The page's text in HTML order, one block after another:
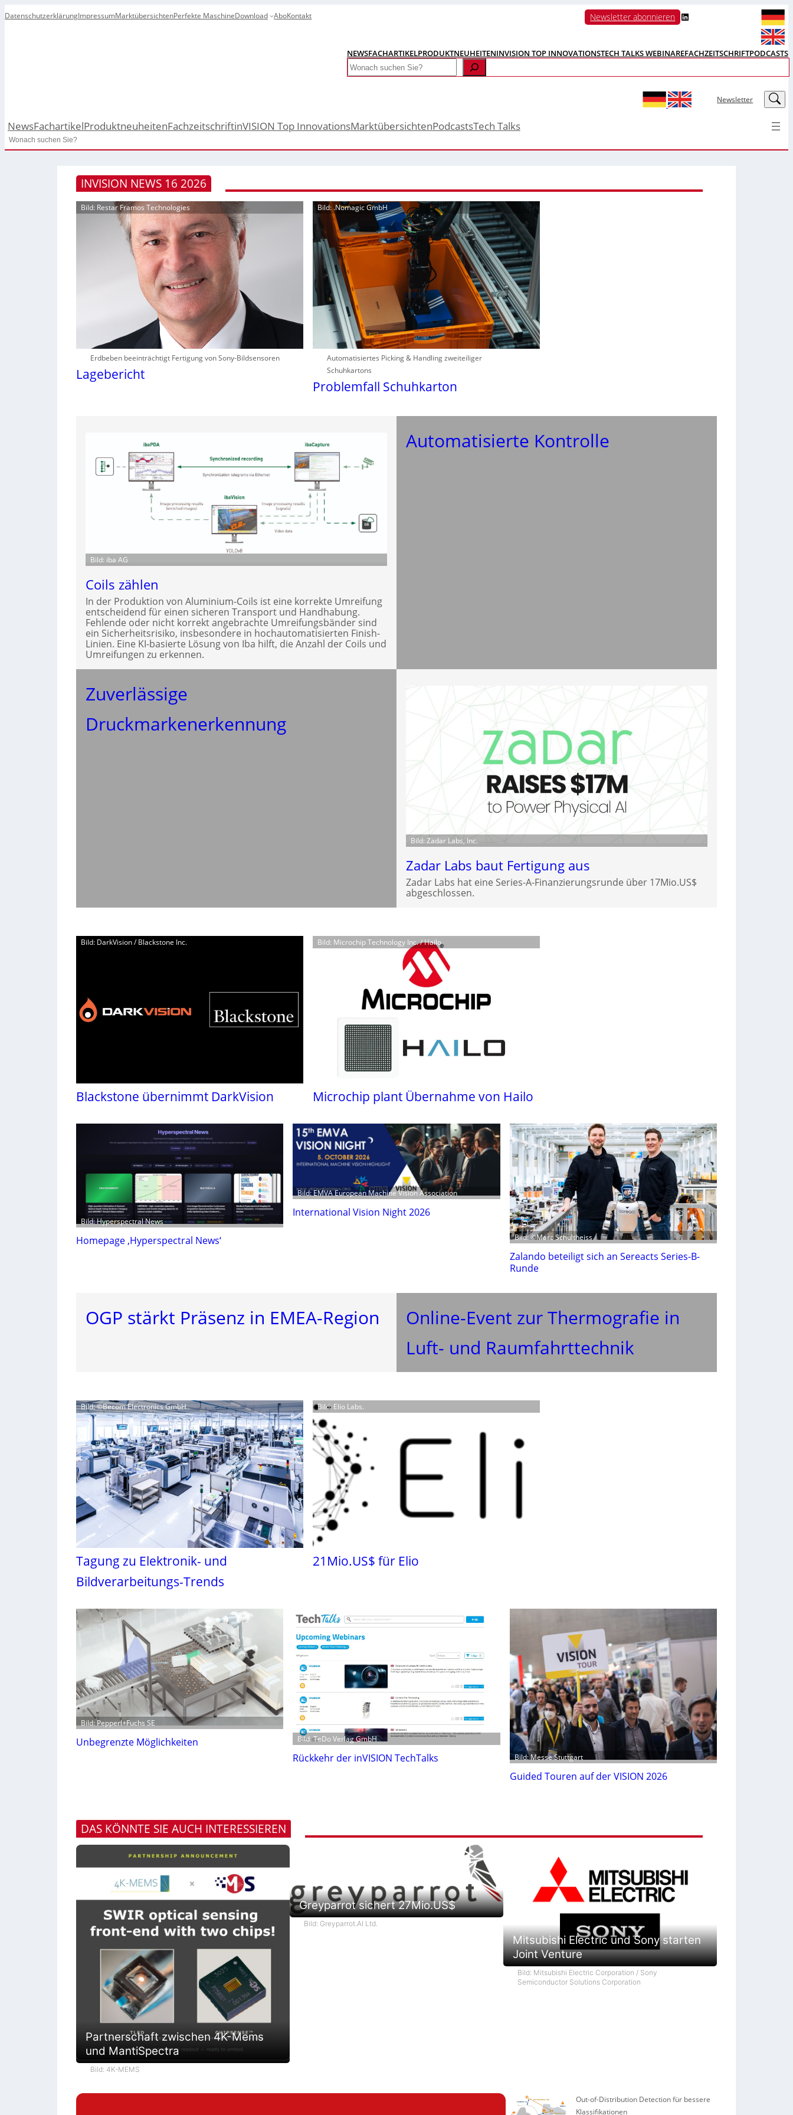
DatenschutzerklärungImpressumMarktübersichtenPerfekte MaschineDownload AboKontakt Newsletter abonnieren LinkedIn
NEWSFACHARTIKELPRODUKTNEUHEITENINVISION TOP INNOVATIONSTECH TALKS WEBINAREFACHZEITSCHRIFTPODCASTS
Search
Newsletter LinkedIn
NewsFachartikelProduktneuheitenFachzeitschriftinVISION Top InnovationsMarktübersichtenPodcastsTech Talks
Search
INVISION NEWS 16 2026
Bild: Restar Framos Technologies
Erdbeben beeinträchtigt Fertigung von Sony-Bildsensoren
Lagebericht
Bild: .Nomagic GmbH
Automatisiertes Picking & Handling zweiteiliger
Schuhkartons
Problemfall Schuhkarton
Bild: iba AG
Coils zählen
In der Produktion von Aluminium-Coils ist eine korrekte Umreifung
entscheidend für einen sicheren Transport und Handhabung.
Fehlende oder nicht korrekt angebrachte Umreifungsbänder sind
ein Sicherheitsrisiko, insbesondere in hochautomatisierten Finish-
Linien. Eine KI-basierte Lösung von Iba hilft, die Anzahl der Coils und
Umreifungen zu erkennen.
Automatisierte Kontrolle
Zuverlässige
Druckmarkenerkennung
Bild: Zadar Labs, Inc.
Zadar Labs baut Fertigung aus
Zadar Labs hat eine Series-A-Finanzierungsrunde über 17Mio.US$
abgeschlossen.
Bild: DarkVision / Blackstone Inc.
Blackstone übernimmt DarkVision
Bild: Microchip Technology Inc. / Hailo
Microchip plant Übernahme von Hailo
Bild: Hyperspectral News
Homepage ‚Hyperspectral News‘
Bild: EMVA European Machine Vision Association
International Vision Night 2026
Bild: ©Marc Schultheiss
Zalando beteiligt sich an Sereacts Series-B-
Runde
OGP stärkt Präsenz in EMEA-Region
Online-Event zur Thermografie in
Luft- und Raumfahrttechnik
Bild: ©Becom Electronics GmbH
Tagung zu Elektronik- und
Bildverarbeitungs-Trends
Bild: Elio Labs.
21Mio.US$ für Elio
Bild: Pepperl+Fuchs SE
Unbegrenzte Möglichkeiten Bild: TeDo Verlag GmbH
Rückkehr der inVISION TechTalks Bild: Messe Stuttgart
Guided Touren auf der VISION 2026
DAS KÖNNTE SIE AUCH INTERESSIEREN
Partnerschaft zwischen 4K-Mems
und MantiSpectra
Bild: 4K-MEMS
Greyparrot sichert 27Mio.US$
Bild: Greyparrot.AI Ltd.
Mitsubishi Electric und Sony starten
Joint Venture
Bild: Mitsubishi Electric Corporation / Sony
Semiconductor Solutions Corporation
Out-of-Distribution Detection für bessere
Klassifikationen